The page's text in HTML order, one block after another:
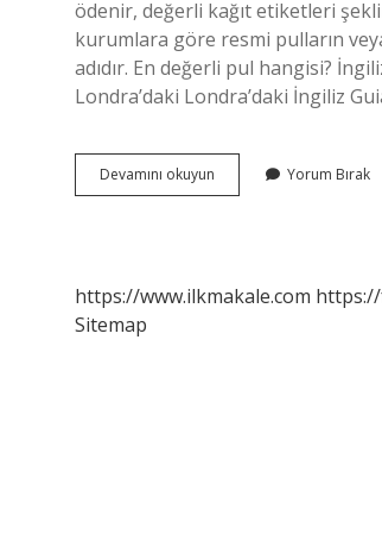
ödenir, değerli kağıt etiketleri
kurumlara göre resmi pulların
adıdır. En değerli pul hangisi?
Londra’daki Londra’daki İngiliz
Devamını okuyun
Hala
Yorum Bırak
https://www.ilkmakale.com
Sitemap